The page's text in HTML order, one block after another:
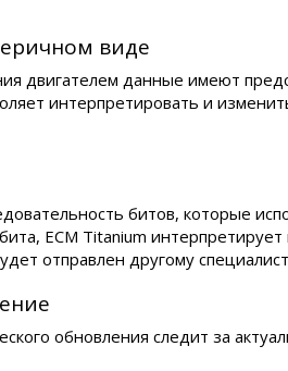
виде
двигателем данные имеют
интерпретировать и
битов, которые
ECM Titanium
отправлен другому
обновления следит за